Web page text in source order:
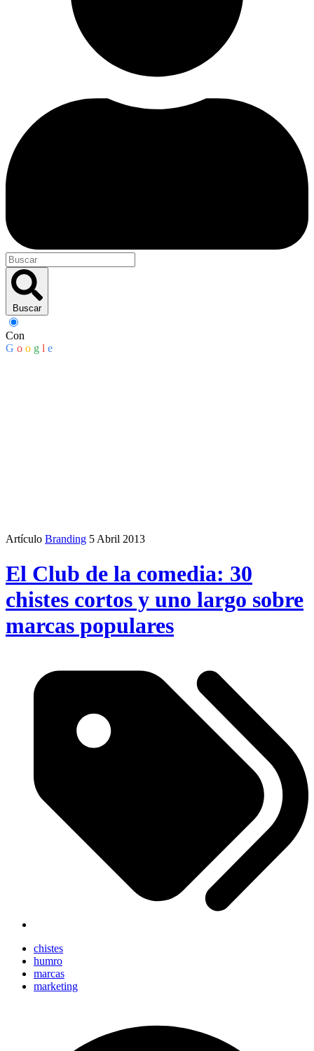
Buscar
Con
G o o g l e
Artículo Branding 5 Abril 2013
El Club de la comedia: 30
chistes cortos y uno largo sobre
marcas populares
chistes
humro
marcas
marketing